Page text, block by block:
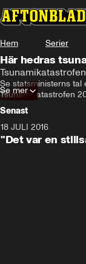
Hem Serier
Här hedras
Se statsministerns tal
Tsunamikatastrofen
Se mer
Senast
18 JULI 2016
"Det var en